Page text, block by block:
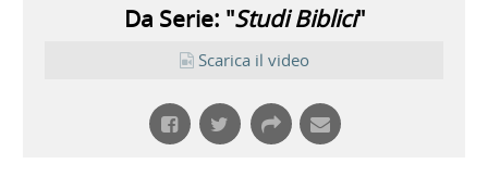
Da Serie: "Studi Biblici"
Scarica il video